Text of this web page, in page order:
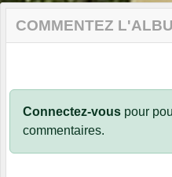
COMMENTEZ
Connectez-vous pour
commentaires.